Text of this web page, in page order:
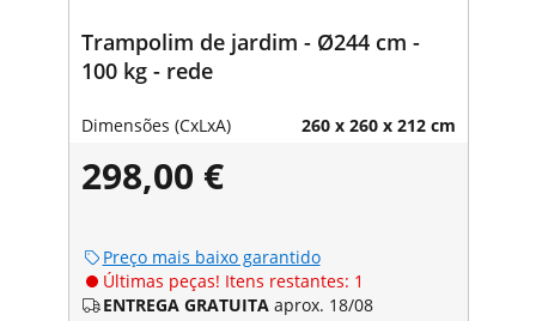
Trampolim de jardim - Ø244 cm -
100 kg - rede
Dimensões (CxLxA) 260 x 260 x 212 cm
298,00 €
Preço mais baixo garantido
Últimas peças! Itens restantes: 1
ENTREGA GRATUITA aprox. 18/08